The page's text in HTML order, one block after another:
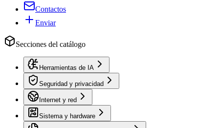
Contactos
Enviar
Secciones del catálogo
Herramientas de IA
Seguridad y privacidad
Internet y red
Sistema y hardware